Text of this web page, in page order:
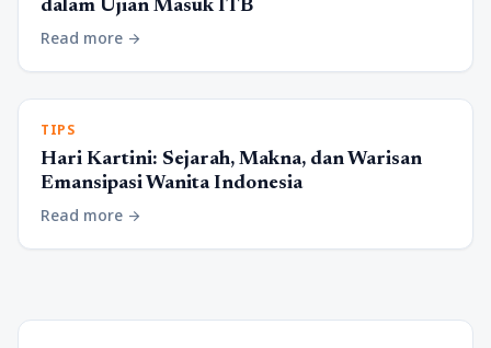
dalam Ujian Masuk ITB
Read more arrow_forward
TIPS
Hari Kartini: Sejarah, Makna, dan Warisan
Emansipasi Wanita Indonesia
Read more arrow_forward